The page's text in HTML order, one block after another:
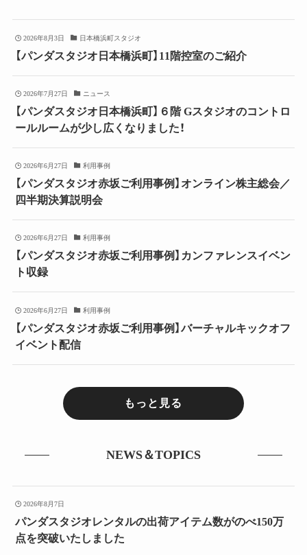
2026年8月3日 日本橋浜町スタジオ
【パンダスタジオ日本橋浜町】11階控室のご紹介
2026年7月27日 ニュース
【パンダスタジオ日本橋浜町】６階 Gスタジオのコントロ
ールルームが少し広くなりました！
2026年6月27日 利用事例
【パンダスタジオ赤坂ご利用事例】オンライン株主総会／
四半期決算説明会
2026年6月27日 利用事例
【パンダスタジオ赤坂ご利用事例】カンファレンスイベン
ト収録
2026年6月27日 利用事例
【パンダスタジオ赤坂ご利用事例】バーチャルキックオフ
イベント配信
もっと見る
NEWS＆TOPICS
2026年8月7日
パンダスタジオレンタルの出荷アイテム数がのべ150万
点を突破いたしました